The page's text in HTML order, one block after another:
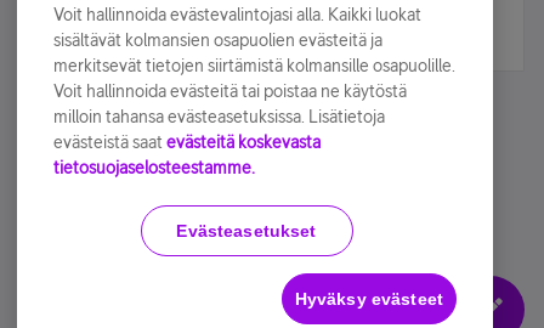
Tilaa nyt
Käyttöehdot Accessibility statement
Evästeasetukset
Voit hallinnoida evästevalintojasi alla. Kaikki luokat
sisältävät kolmansien osapuolien evästeitä ja
merkitsevät tietojen siirtämistä kolmansille osapuolille.
Voit hallinnoida evästeitä tai poistaa ne käytöstä
milloin tahansa evästeasetuksissa. Lisätietoja
evästeistä saat evästeitä koskevasta
tietosuojaselosteestamme.
Evästeasetukset
Hyväksy evästeet